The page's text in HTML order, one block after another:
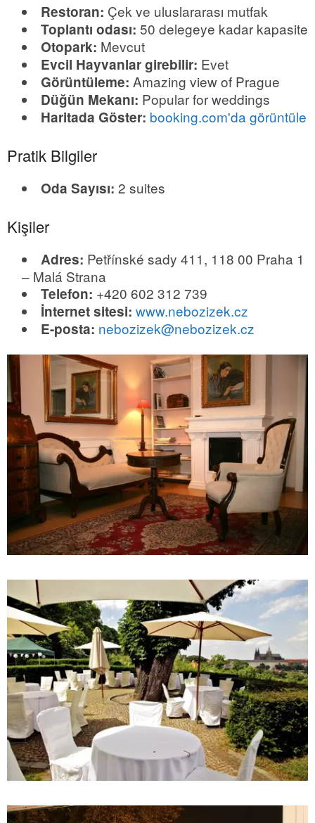
Restoran: Çek ve uluslararası mutfak
Toplantı odası: 50 delegeye kadar kapasite
Otopark: Mevcut
Evcil Hayvanlar girebilir: Evet
Görüntüleme: Amazing view of Prague
Düğün Mekanı: Popular for weddings
Haritada Göster: booking.com'da görüntüle
Pratik Bilgiler
Oda Sayısı: 2 suites
Kişiler
Adres: Petřínské sady 411, 118 00 Praha 1
– Malá Strana
Telefon: +420 602 312 739
İnternet sitesi: www.nebozizek.cz
E-posta: nebozizek@nebozizek.cz